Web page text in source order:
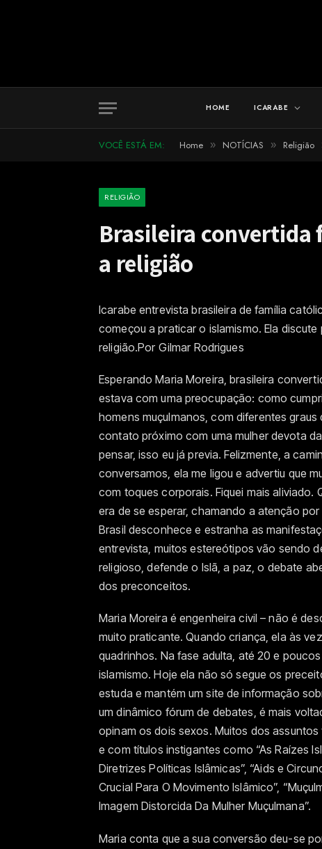
HOME ICARABE
VOCÊ ESTÁ EM: Home » NOTÍCIAS » Religião
RELIGIÃO
Brasileira convertida
a religião
Icarabe entrevista brasileira de família
começou a praticar o islamismo. Ela
religião.Por Gilmar Rodrigues
Esperando Maria Moreira, brasileira
estava com uma preocupação: como
homens muçulmanos, com diferentes
contato próximo com uma mulher devota
pensar, isso eu já previa. Felizmente, a
conversamos, ela me ligou e advertiu que
com toques corporais. Fiquei mais
era de se esperar, chamando a atenção
Brasil desconhece e estranha as
entrevista, muitos estereótipos vão sendo
religioso, defende o Islã, a paz, o debate
dos preconceitos.
Maria Moreira é engenheira civil – não é
muito praticante. Quando criança, ela às
quadrinhos. Na fase adulta, até 20 e
islamismo. Hoje ela não só segue os
estuda e mantém um site de informação
um dinâmico fórum de debates, é mais
opinam os dois sexos. Muitos dos
e com títulos instigantes como “As Raízes
Diretrizes Políticas Islâmicas”, “Aids e
Crucial Para O Movimento Islâmico”,
Imagem Distorcida Da Mulher Muçulmana”.
Maria conta que a sua conversão deu-se